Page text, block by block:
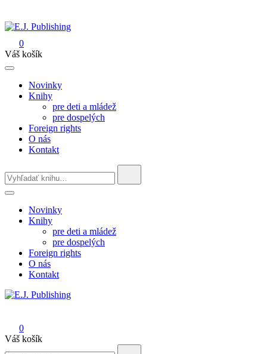
to
content
E.J. Publishing
0
Váš košík
Novinky
Knihy
pre deti a mládež
pre dospelých
Foreign rights
O nás
Kontakt
for:
Novinky
Knihy
pre deti a mládež
pre dospelých
Foreign rights
O nás
Kontakt
0
Váš košík